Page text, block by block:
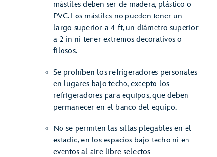
mástiles deben ser de madera, plástico o
PVC. Los mástiles no pueden tener un
largo superior a 4 ft, un diámetro superior
a 2 in ni tener extremos decorativos o
filosos.
Se prohíben los refrigeradores personales
en lugares bajo techo, excepto los
refrigeradores para equipos, que deben
permanecer en el banco del equipo.
No se permiten las sillas plegables en el
estadio, en los espacios bajo techo ni en
eventos al aire libre selectos